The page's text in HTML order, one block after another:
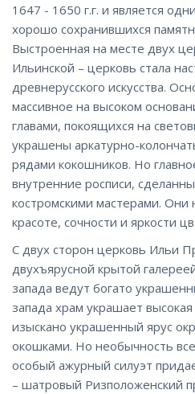
1647 - 1650 г.г. и является
хорошо сохранившихся
Выстроенная на месте двух
Ильинской – церковь стала
древнерусского искусства.
массивное на высоком
главами, покоящихся на
украшены аркатурно-
рядами кокошников. Но
внутренние росписи,
костромскими мастерами. Они
красоте, сочности и яркости
С двух сторон церковь Ильи
двухъярусной крытой
запада ведут богато
запада храм украшает
изыскано украшенный ярус
окошками. Но необычность
особый ажурный силуэт
– шатровый Ризположенский